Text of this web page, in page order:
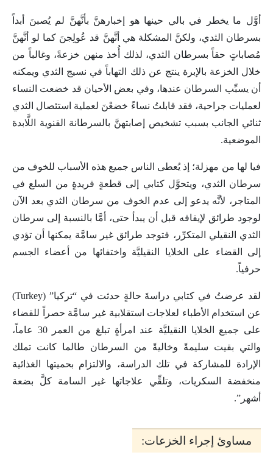
أوَّل ما يخطر في بالي حينها هو إخبارهنَّ بأنَّهنَّ لم يُصبنَ أبداً
بسرطان الثدي، ولكنَّ المشكلة هي أنَّهنَّ قد عُولِجنَ كما لو أنَّهنَّ
مُصاباتٍ حقاً بسرطان الثدي، لذلك أُخذ منهن خزعةً، وغالباً من
خلال الخزعة بالإبرة ينتج عن ذلك التهاباً في نسيج الثدي ويمكنه
أن يسبِّب السرطان عندها، وفي بعض الأحيان قد خضعت النساء
لعمليات جراحية، فقد قابلتُ نساءً خضعْنَ لعملية استئصال الثدي
ثنائي الجانب بسبب تشخيص إصابتهنَّ بالسرطانة القنوية اللَّابدة
الموضعية.
فيا لها من مهزلة؛ إذ يُعطى الناس جميع هذه الأسباب للخوف من
سرطان الثدي، ويتحوَّل كتابي إلى قطعةٍ فريدةٍ من السلع في
المتاجر، لأنَّه يدعو إلى عدم الخوف من سرطان الثدي بعد الآن
لوجود طرائق لإيقافه قبل أن يبدأ حتى، أمَّا بالنسبة إلى سرطان
الثدي النقيلي المتكرِّر، فتوجد طرائق غير سامَّة يمكنها أن تؤدي
إلى القضاء على الخلايا النقيليَّة واختفائها من أعضاء الجسم
حرفياً.
لقد عرضتُ في كتابي دراسةَ حالةٍ حدثت في “تركيا” (Turkey)
عن استخدام الأطباء لعلاجات استقلابية غير سامَّة حصراً للقضاء
على جميع الخلايا النقيليَّة عند امرأةٍ تبلغ من العمر 30 عاماً،
والتي بقيت سليمةً وخاليةً من السرطان طالما كانت تملك
الإرادة للمشاركة في تلك الدراسة، والالتزام بحميتها الغذائية
منخفضة السكريات، وتلقِّي علاجاتها غير السامة كلَّ بضعة
أشهر”.
مساوئ إجراء الخزعات: